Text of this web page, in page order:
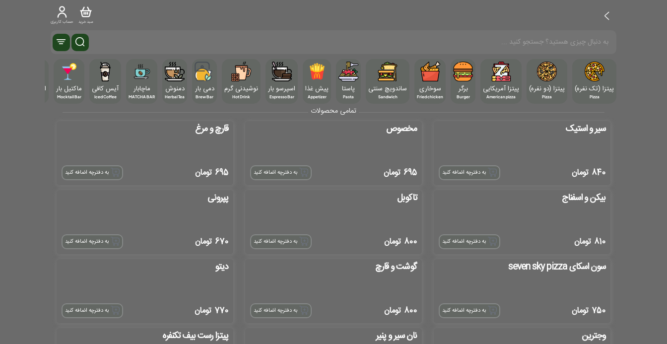
حساب کاربری سبد خرید
پیتزا (تک نفره)
Pizza
پیتزا (دو نفره)
Pizza
پیتزا آمریکایی
American pizza
برگر
Burger
سوخاری
Fried chicken
ساندویچ سنتی
Sandwich
پاستا
Pasta
پیش غذا
Appetizer
اسپرسو بار
Espresso Bar
نوشیدنی گرم
Hot Drink
دمی بار
Brew Bar
دمنوش
Herbal Tea
ماچابار
MATCHA BAR
آیس کافی
Iced Coffee
ماکتیل بار
Mocktail Bar
اسموتی و تیکی
تمامی محصولات
سیر و استیک
840 تومان به دفترچه اضافه کنید
مخصوص
695 تومان به دفترچه اضافه کنید
قارچ و مرغ
695 تومان به دفترچه اضافه کنید
بیکن و اسفناج
810 تومان به دفترچه اضافه کنید
تاکوبل
800 تومان به دفترچه اضافه کنید
پپرونی
670 تومان به دفترچه اضافه کنید
سون اسکای seven sky pizza
750 تومان به دفترچه اضافه کنید
گوشت و قارچ
800 تومان به دفترچه اضافه کنید
دیتو
770 تومان به دفترچه اضافه کنید
وجترین نان سیر و پنیر پیتزا رست بیف تکنفره